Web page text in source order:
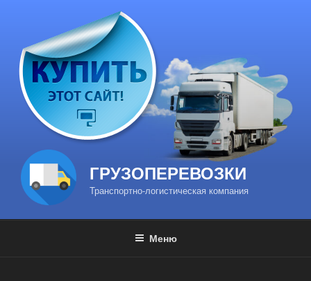
содержимому
ГРУЗОПЕРЕВОЗКИ
Транспортно-логистическая компания
Меню